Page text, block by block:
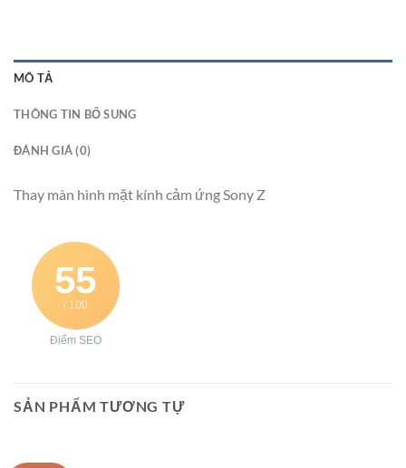
MÔ TẢ
THÔNG TIN BỔ SUNG
ĐÁNH GIÁ (0)
Thay màn hình mặt kính cảm ứng Sony Z
55
/ 100
Điểm SEO
SẢN PHẨM TƯƠNG TỰ